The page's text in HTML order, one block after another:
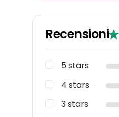
Recensioni
5 stars
4 stars
3 stars